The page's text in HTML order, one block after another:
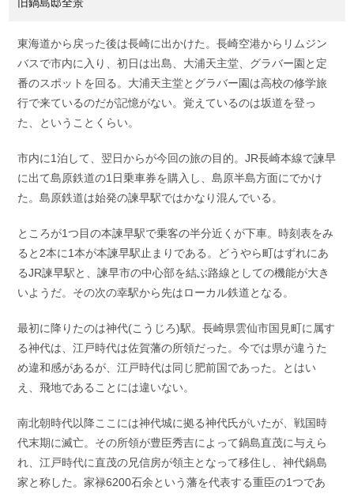
東海道から戻った後は長崎に出かけた。長崎空港からリムジン
バスで市内に入り、初日は出島、大浦天主堂、グラバー園と定
番のスポットを回る。大浦天主堂とグラバー園は高校の修学旅
行で来ているのだが記憶がない。覚えているのは坂道を登っ
た、ということくらい。
市内に1泊して、翌日からが今回の旅の目的。JR長崎本線で諫早
に出て島原鉄道の1日乗車券を購入し、島原半島方面にでかけ
た。島原鉄道は始発の諫早駅ではかなり混んでいる。
ところが1つ目の本諫早駅で乗客の半分近くが下車。時刻表をみ
ると2本に1本が本諫早駅止まりである。どうやら町はずれにあ
るJR諫早駅と、諫早市の中心部を結ぶ路線としての機能が大き
いようだ。その次の幸駅から先はローカル鉄道となる。
最初に降りたのは神代(こうじろ)駅。長崎県雲仙市国見町に属す
る神代は、江戸時代は佐賀藩の所領だった。今では県が違うた
め違和感があるが、江戸時代は同じ肥前国であった。とはい
え、飛地であることには違いない。
南北朝時代以降ここには神代城に拠る神代氏がいたが、戦国時
代末期に滅亡。その所領が豊臣秀吉によって鍋島直茂に与えら
れ、江戸時代に直茂の兄信房が領主となって移住し、神代鍋島
家と称した。家禄6200石余という藩を代表する重臣の1つであ